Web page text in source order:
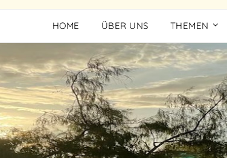
HOME ÜBER UNS THEMEN